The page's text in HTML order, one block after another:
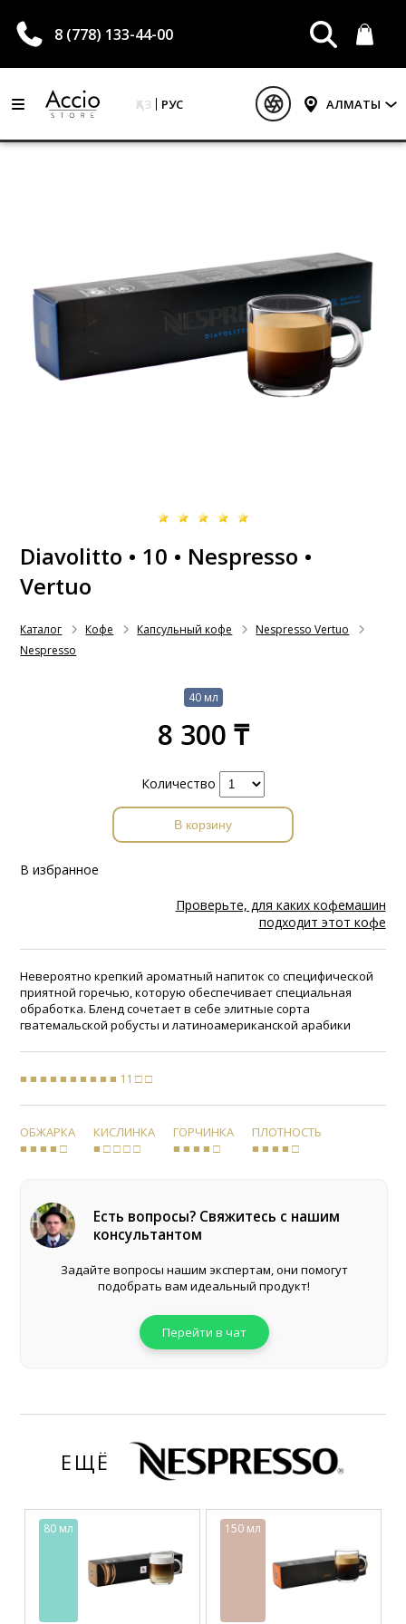
8 (778) 133-44-00
ҚАЗ РУС АЛМАТЫ
Diavolitto • 10 • Nespresso •
Vertuo
Каталог Кофе Капсульный кофе
Nespresso Vertuo
Nespresso
40 мл
8 300 ₸
Количество
В корзину
В избранное
Проверьте, для каких кофемашин
подходит этот кофе
Невероятно крепкий ароматный напиток со специфической
приятной горечью, которую обеспечивает специальная
обработка. Бленд сочетает в себе элитные сорта
гватемальской робусты и латиноамериканской арабики
■ ■ ■ ■ ■ ■ ■ ■ ■ ■ 11 □ □
ОБЖАРКА
■ ■ ■ ■ □
КИСЛИНКА
■ □ □ □ □
ГОРЧИНКА
■ ■ ■ ■ □
ПЛОТНОСТЬ
■ ■ ■ ■ □
Есть вопросы? Свяжитесь с нашим
консультантом
Задайте вопросы нашим экспертам, они помогут
подобрать вам идеальный продукт!
Перейти в чат
ЕЩЁ
80 мл 150 мл